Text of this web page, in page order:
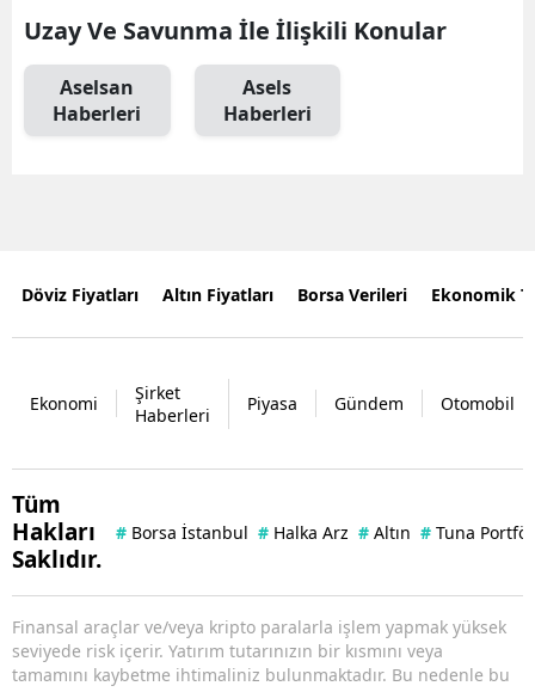
Uzay Ve Savunma İle İlişkili Konular
Aselsan
Haberleri
Asels
Haberleri
Döviz Fiyatları Altın Fiyatları Borsa Verileri Ekonomik
Ekonomi
Şirket
Haberleri
Piyasa Gündem Otomobil
Tüm
Hakları
Saklıdır.
# Borsa İstanbul # Halka Arz # Altın # Tuna
Finansal araçlar ve/veya kripto paralarla işlem yapmak yüksek
seviyede risk içerir. Yatırım tutarınızın bir kısmını veya
tamamını kaybetme ihtimaliniz bulunmaktadır. Bu nedenle bu